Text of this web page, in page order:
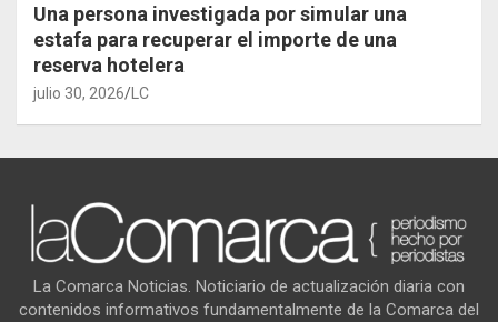
Una persona investigada por simular una
estafa para recuperar el importe de una
reserva hotelera
julio 30, 2026 LC
La Comarca Noticias. Noticiario de actualización diaria con
contenidos informativos fundamentalmente de la Comarca del